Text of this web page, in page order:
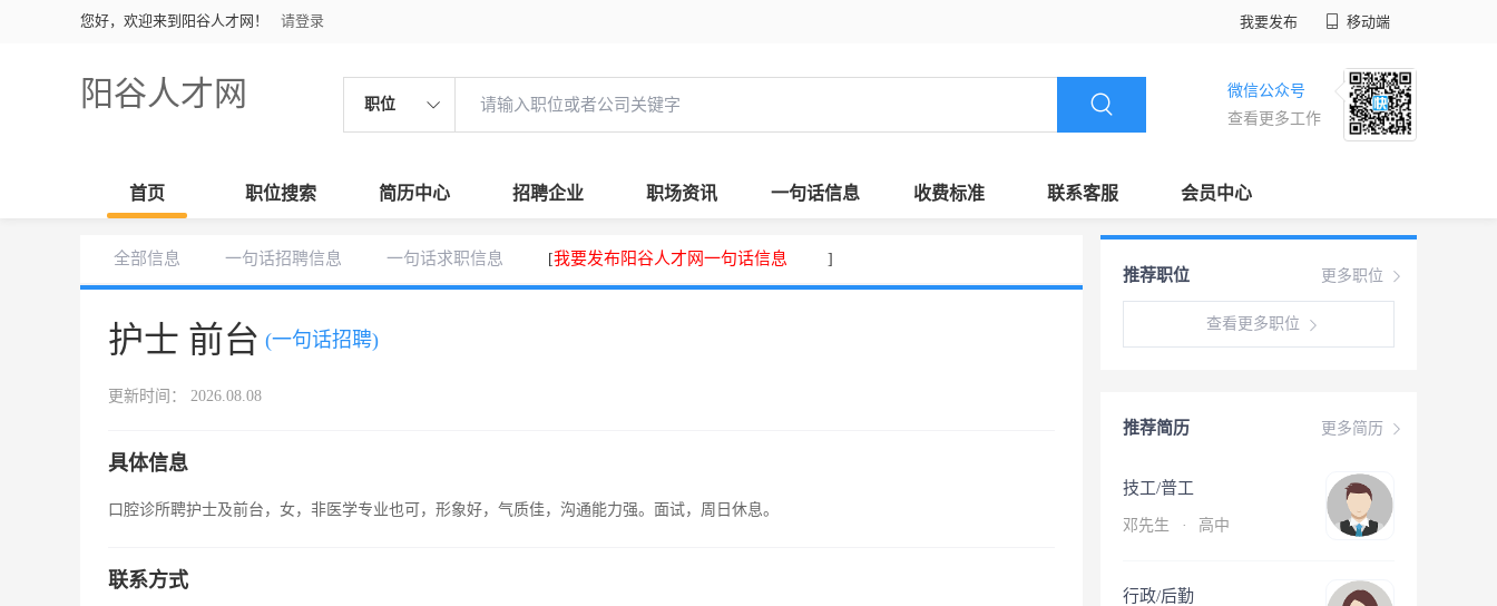
您好，欢迎来到阳谷人才网！ 请登录 我要发布 移动端
阳谷人才网 职位
微信公众号
查看更多工作
首页 职位搜索 简历中心 招聘企业 职场资讯 一句话信息 收费标准 联系客服 会员中心
全部信息 一句话招聘信息 一句话求职信息 [我要发布阳谷人才网一句话信息 ]
护士 前台 (一句话招聘)
更新时间： 2026.08.08
具体信息
口腔诊所聘护士及前台，女，非医学专业也可，形象好，气质佳，沟通能力强。面试，周日休息。
联系方式
更多职位
推荐职位
查看更多职位
更多简历
推荐简历
技工/普工
邓先生 · 高中
行政/后勤